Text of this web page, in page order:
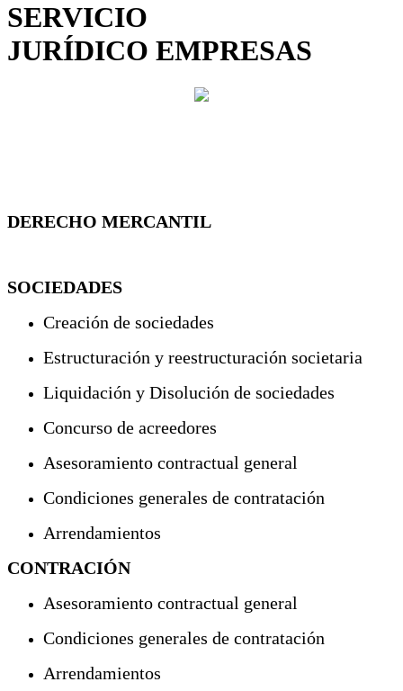
SERVICIO
JURÍDICO EMPRESAS
DERECHO MERCANTIL
SOCIEDADES
Creación de sociedades
Estructuración y reestructuración societaria
Liquidación y Disolución de sociedades
Concurso de acreedores
Asesoramiento contractual general
Condiciones generales de contratación
Arrendamientos
CONTRACIÓN
Asesoramiento contractual general
Condiciones generales de contratación
Arrendamientos